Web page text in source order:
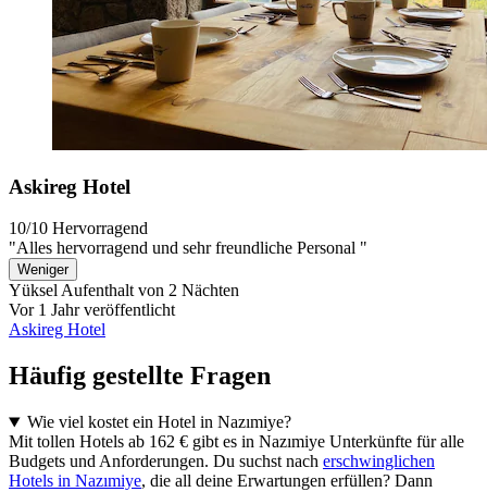
Askireg Hotel
10/10 Hervorragend
"Alles hervorragend und sehr freundliche Personal "
Weniger
YükselAufenthalt von 2 Nächten
Vor 1 Jahr veröffentlicht
Askireg Hotel
Häufig gestellte Fragen
Wie viel kostet ein Hotel in Nazımiye?
Mit tollen Hotels ab 162 € gibt es in Nazımiye Unterkünfte für alle
Budgets und Anforderungen. Du suchst nach erschwinglichen
Hotels in Nazımiye, die all deine Erwartungen erfüllen? Dann